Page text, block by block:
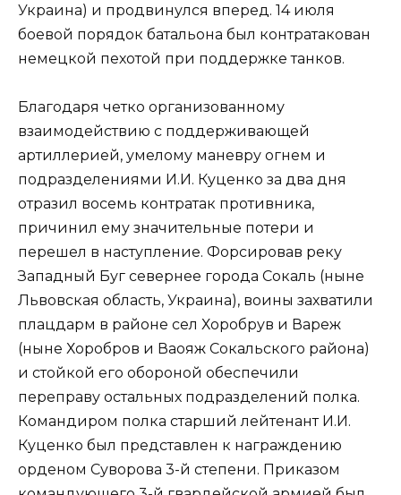
Украина) и продвинулся вперед. 14 июля
боевой порядок батальона был контратакован
немецкой пехотой при поддержке танков.
Благодаря четко организованному
взаимодействию с поддерживающей
артиллерией, умелому маневру огнем и
подразделениями И.И. Куценко за два дня
отразил восемь контратак противника,
причинил ему значительные потери и
перешел в наступление. Форсировав реку
Западный Буг севернее города Сокаль (ныне
Львовская область, Украина), воины захватили
плацдарм в районе сел Хоробрув и Вареж
(ныне Хоробров и Ваояж Сокальского района)
и стойкой его обороной обеспечили
переправу остальных подразделений полка.
Командиром полка старший лейтенант И.И.
Куценко был представлен к награждению
орденом Суворова 3-й степени. Приказом